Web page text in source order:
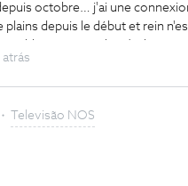
octobre… j'ai une
plains depuis le début et rein
Televisão NOS